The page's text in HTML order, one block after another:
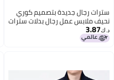
4
سترات رجال جديدة بتصميم كوري
نحيف ملابس عمل رجال بدلات سترات
رجال عرسان ملابس عمل رجال
د.ك‏3.87